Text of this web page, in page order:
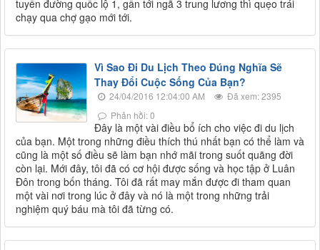
tuyến đường quốc lộ 1, gần tới ngã 3 trung lương thì quẹo trái
chạy qua chợ gạo mới tới.
Vì Sao Đi Du Lịch Theo Đúng Nghĩa Sẽ
Thay Đổi Cuộc Sống Của Bạn?
24/04/2016 12:04:00 AM
Đã xem: 2395
Phản hồi: 0
Đây là một vài điều bổ ích cho việc đi du lịch
của bạn. Một trong những điều thích thú nhất bạn có thể làm và
cũng là một số điều sẽ làm bạn nhớ mãi trong suốt quãng đời
còn lại. Mới đây, tôi đã có cơ hội được sống và học tập ở Luân
Đôn trong bốn tháng. Tôi đã rất may mắn được đi tham quan
một vài nơi trong lúc ở đây và nó là một trong những trải
nghiệm quý báu mà tôi đã từng có.